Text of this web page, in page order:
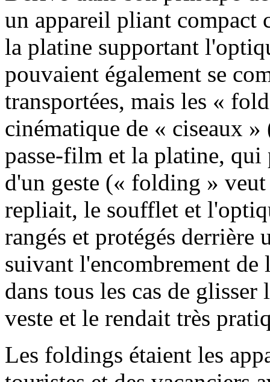
un appareil pliant compact
la platine supportant
pouvaient également se
transportées, mais les «
cinématique de « ciseaux
passe-film et la platine,
d'un geste (« folding »
repliait, le soufflet et
rangés et protégés
suivant l'encombrement
dans tous les cas de
veste et le rendait très
Les foldings étaient les